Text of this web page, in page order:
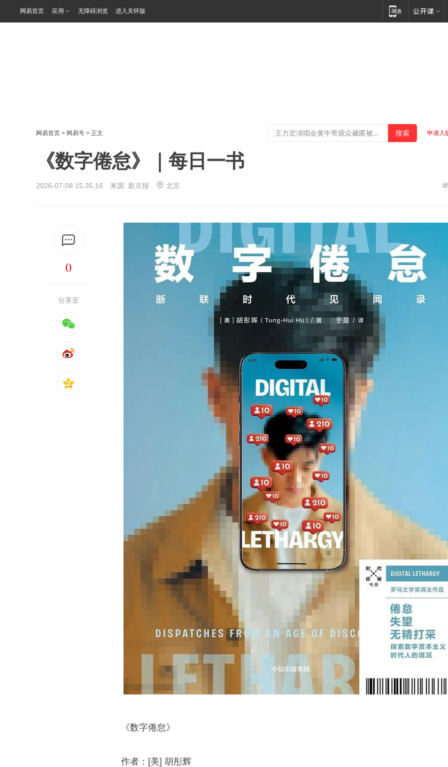
网易首页 应用 无障碍浏览 进入关怀版
网易首页 > 网易号 > 正文 申请入
《数字倦怠》｜每日一书
2026-07-08 15:35:16 来源: 新京报 北京
0
分享至
《数字倦怠》
作者：[美] 胡彤辉